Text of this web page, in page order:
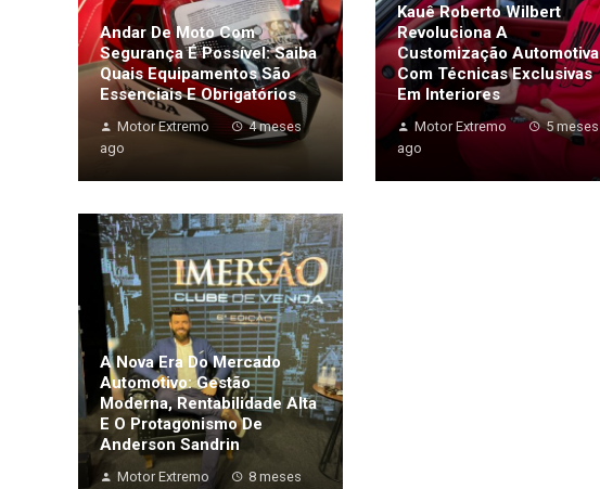
Andar De Moto Com
Segurança É Possível: Saiba
Quais Equipamentos São
Essenciais E Obrigatórios
Motor Extremo
4 meses
ago
Kauê Roberto Wilbert
Revoluciona A
Customização Automotiva
Com Técnicas Exclusivas
Em Interiores
Motor Extremo
5 meses
ago
A Nova Era Do Mercado
Automotivo: Gestão
Moderna, Rentabilidade Alta
E O Protagonismo De
Anderson Sandrin
Motor Extremo 8 meses